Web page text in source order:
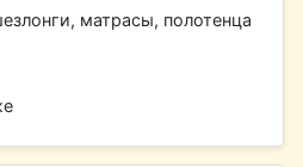
матрасы, полотенца